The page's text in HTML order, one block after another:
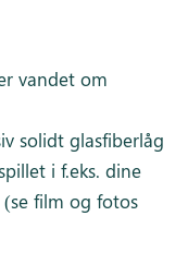
vandet om
solidt glasfiberlåg
i f.eks. dine
film og fotos